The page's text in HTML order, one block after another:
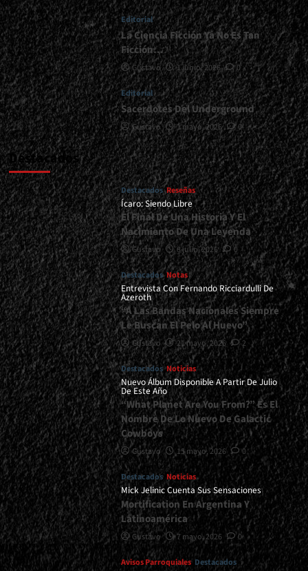
</small>
<div>Los
Mismos
De
Siempre</div>
Editorial
La Ciencia Ficción Ya No Es Tan
Ficción…
Gustavo 1 junio, 2026 0
Editorial
Sacerdotes Del Underground
Gustavo 1 mayo, 2026 0
Destacados
Destacados Reseñas
Ícaro: Siendo Libre
El Final De Una Historia Y El
Nacimiento De Una Leyenda
Gustavo 8 julio, 2026 0
Destacados Notas
Entrevista Con Fernando Ricciardulli De
Azeroth
“A Las Bandas Nacionales Siempre
Le Buscan El Pelo Al Huevo”
Gustavo 21 mayo, 2026 2
Destacados Noticias
Nuevo Álbum Disponible A Partir De Julio
De Este Año
“What Planet Are You From?” Es El
Nombre De Lo Nuevo De Galactic
Cowboys
Gustavo 15 mayo, 2026 0
Destacados Noticias
Mick Jelinic Cuenta Sus Sensaciones
Mortification En Argentina Y
Latinoamérica
Gustavo 7 mayo, 2026 0
Avisos Parroquiales Destacados